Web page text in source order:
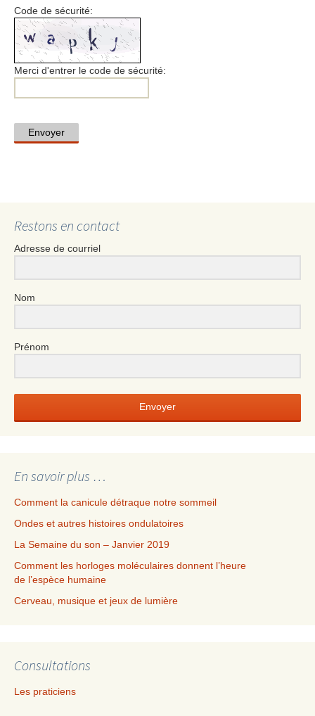
Code de sécurité:
Merci d'entrer le code de sécurité:
Envoyer
Restons en contact
Adresse de courriel
Nom
Prénom
Envoyer
En savoir plus …
Comment la canicule détraque notre sommeil
Ondes et autres histoires ondulatoires
La Semaine du son – Janvier 2019
Comment les horloges moléculaires donnent l’heure
de l’espèce humaine
Cerveau, musique et jeux de lumière
Consultations
Les praticiens